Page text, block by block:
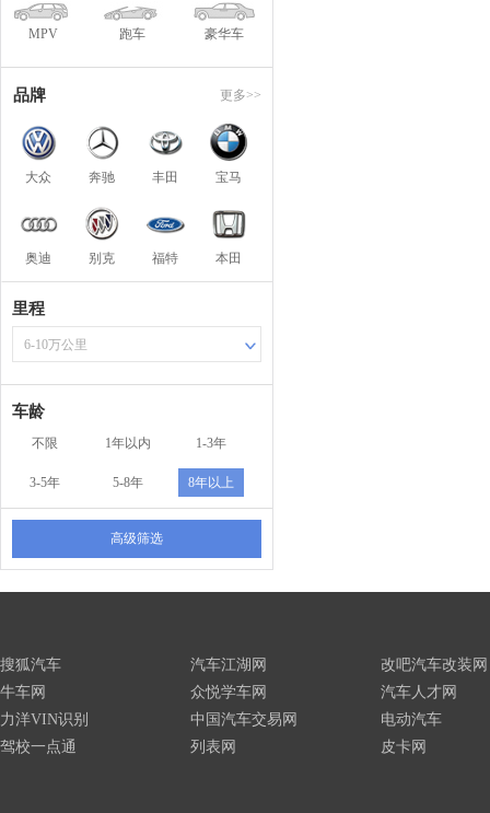
MPV 跑车 豪华车
品牌 更多>>
大众 奔驰 丰田 宝马
奥迪 别克 福特 本田
里程
6-10万公里
车龄
不限 1年以内 1-3年
3-5年 5-8年 8年以上
高级筛选
搜狐汽车
牛车网
力洋VIN识别
驾校一点通
汽车江湖网
众悦学车网
中国汽车交易网
列表网
改吧汽车改装网
汽车人才网
电动汽车
皮卡网